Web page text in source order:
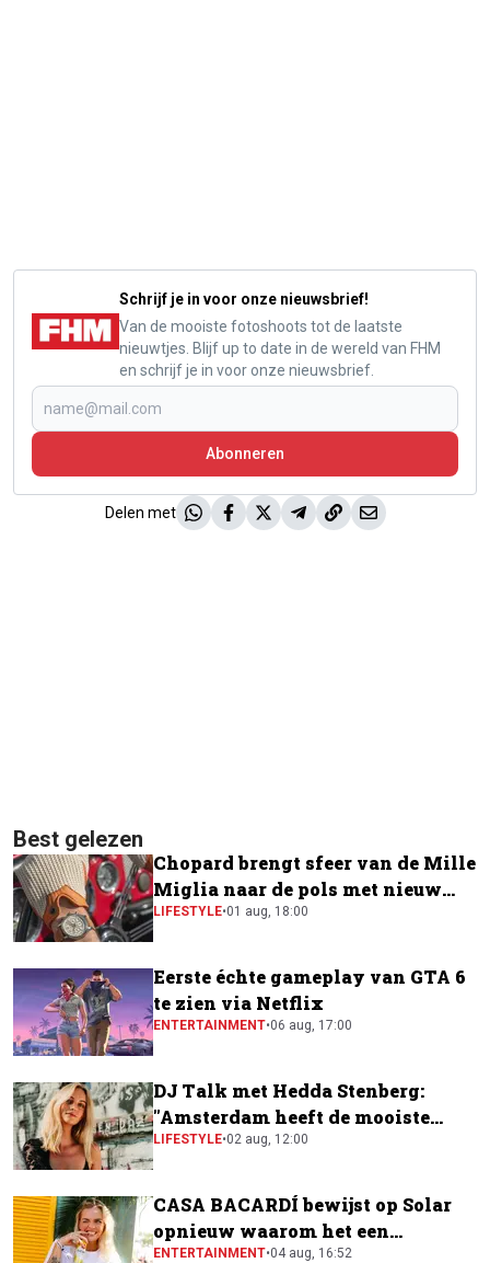
Schrijf je in voor onze nieuwsbrief!
Van de mooiste fotoshoots tot de laatste
nieuwtjes. Blijf up to date in de wereld van FHM
en schrijf je in voor onze nieuwsbrief.
Abonneren
Delen met
Best gelezen
Chopard brengt sfeer van de Mille
Miglia naar de pols met nieuw
horloge
LIFESTYLE•01 aug, 18:00
Eerste échte gameplay van GTA 6
te zien via Netflix
ENTERTAINMENT•06 aug, 17:00
DJ Talk met Hedda Stenberg:
"Amsterdam heeft de mooiste
festivalscene van Europa"
LIFESTYLE•02 aug, 12:00
CASA BACARDÍ bewijst op Solar
opnieuw waarom het een
festivalfavoriet is
ENTERTAINMENT•04 aug, 16:52